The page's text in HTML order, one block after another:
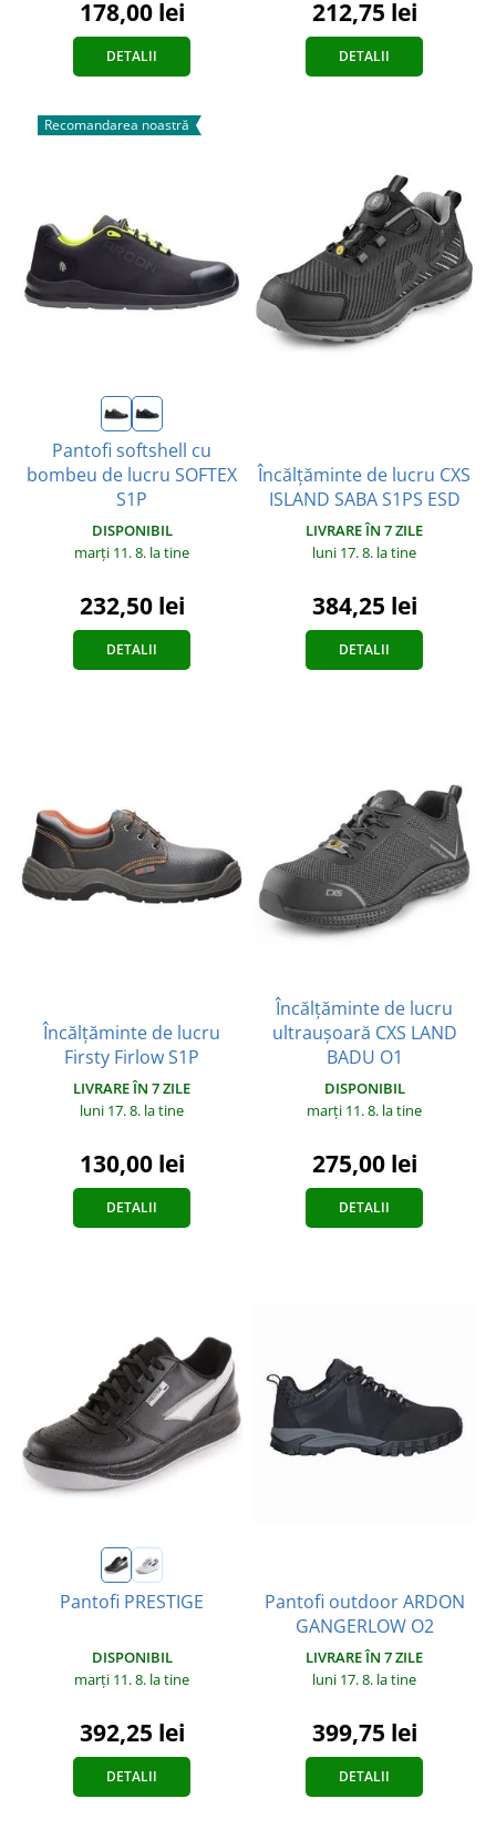
178,00 lei
DETALII
212,75 lei
DETALII
Recomandarea noastră
Pantofi softshell cu
bombeu de lucru SOFTEX
S1P
DISPONIBIL
marți 11. 8. la tine
232,50 lei
DETALII
Încălțăminte de lucru CXS
ISLAND SABA S1PS ESD
LIVRARE ÎN 7 ZILE
luni 17. 8. la tine
384,25 lei
DETALII
Încălțăminte de lucru
Firsty Firlow S1P
LIVRARE ÎN 7 ZILE
luni 17. 8. la tine
130,00 lei
DETALII
Încălțăminte de lucru
ultraușoară CXS LAND
BADU O1
DISPONIBIL
marți 11. 8. la tine
275,00 lei
DETALII
Pantofi PRESTIGE
DISPONIBIL
marți 11. 8. la tine
392,25 lei
DETALII
Pantofi outdoor ARDON
GANGERLOW O2
LIVRARE ÎN 7 ZILE
luni 17. 8. la tine
399,75 lei
DETALII